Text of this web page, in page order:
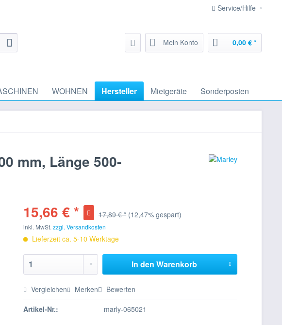
Service/Hilfe
Mein Konto 0,00 € *
WOHNEN Hersteller Mietgeräte Sonderposten
mm, Länge 500-
15,66 € *
17,89 € * (12,47% gespart)
inkl. MwSt.zzgl. Versandkosten
Lieferzeit ca. 5-10 Werktage
In den Warenkorb
Vergleichen Merken Bewerten
Artikel-Nr.: marly-065021